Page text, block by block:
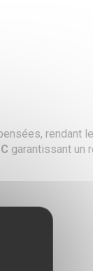
rendant
garantissant un